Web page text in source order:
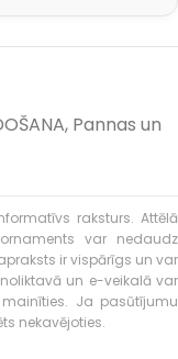
, Pannas un
raksturs. Attēlā
var nedaudz
ir vispārīgs un var
un e-veikalā var
Ja pasūtījumu
nekavējoties.